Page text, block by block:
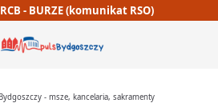
- BURZE (komunikat RSO)
- msze, kancelaria, sakramenty